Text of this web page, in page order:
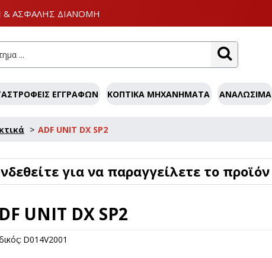
ΑΣΦΑΛΗΣ ΔΙΑΝΟΜΗ
ΕΓΓΡΆΦΩΝ ΚΟΠΤΙΚΆ ΜΗΧΑΝΉΜΑΤΑ ΑΝΑΛΏΣΙΜΑ
ADF UNIT DX SP2
για να παραγγείλετε το προϊόν
UNIT DX SP2
D014V2001